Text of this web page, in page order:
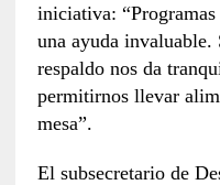
iniciativa:
una ayuda invaluable.
respaldo nos da
permitirnos llevar
mesa”.
El subsecretario de